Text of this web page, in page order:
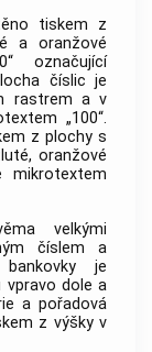
tiskem z
a oranžové
označující
číslic je
rastrem a v
„100“.
z plochy s
oranžové
velkými
číslem a
je
vpravo dole a
a pořadová
z výšky v